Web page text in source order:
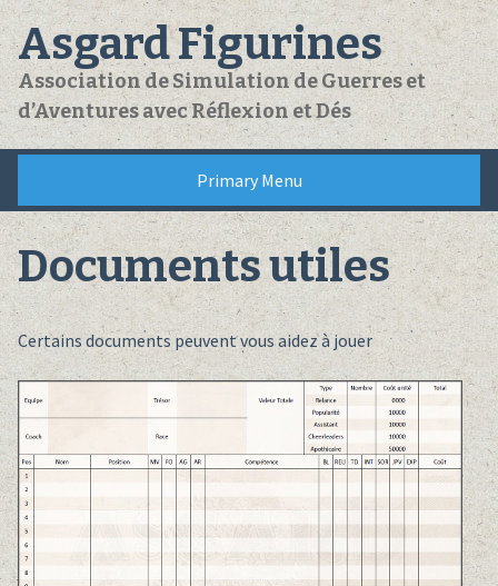
Skip
to
content
Asgard Figurines
Association de Simulation de Guerres et
d’Aventures avec Réflexion et Dés
Primary Menu
Documents utiles
Certains documents peuvent vous aidez à jouer